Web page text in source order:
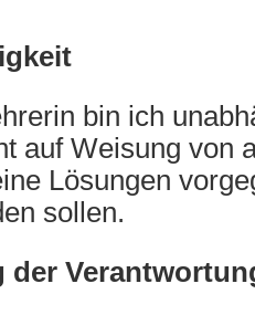
bin ich
auf Weisung von
Lösungen
sollen.
der